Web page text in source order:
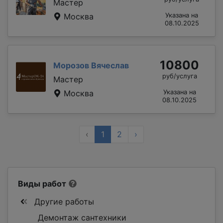
Мастер
Москва
Указана на
08.10.2025
Морозов Вячеслав
Мастер
Москва
10800
руб/услуга
Указана на
08.10.2025
‹ 1 2 ›
Виды работ
Другие работы
Демонтаж сантехники